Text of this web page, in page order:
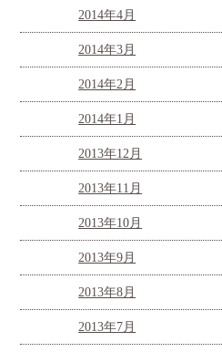
2014年4月
2014年3月
2014年2月
2014年1月
2013年12月
2013年11月
2013年10月
2013年9月
2013年8月
2013年7月